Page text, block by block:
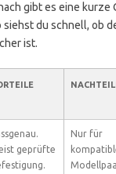
gibt es eine kurze
siehst du schnell, ob
ist.
geprüfte
Nur für